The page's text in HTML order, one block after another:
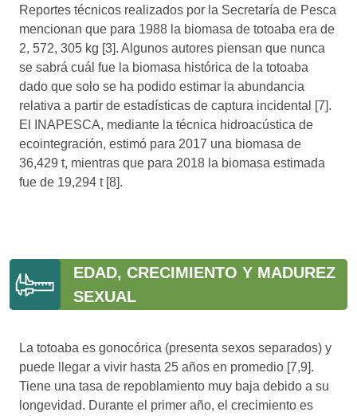
Reportes técnicos realizados por la Secretaría de Pesca
mencionan que para 1988 la biomasa de totoaba era de
2, 572, 305 kg [3]. Algunos autores piensan que nunca
se sabrá cuál fue la biomasa histórica de la totoaba
dado que solo se ha podido estimar la abundancia
relativa a partir de estadísticas de captura incidental [7].
El INAPESCA, mediante la técnica hidroacústica de
ecointegración, estimó para 2017 una biomasa de
36,429 t, mientras que para 2018 la biomasa estimada
fue de 19,294 t [8].
EDAD, CRECIMIENTO Y MADUREZ
SEXUAL
La totoaba es gonocórica (presenta sexos separados) y
puede llegar a vivir hasta 25 años en promedio [7,9].
Tiene una tasa de repoblamiento muy baja debido a su
longevidad. Durante el primer año, el crecimiento es